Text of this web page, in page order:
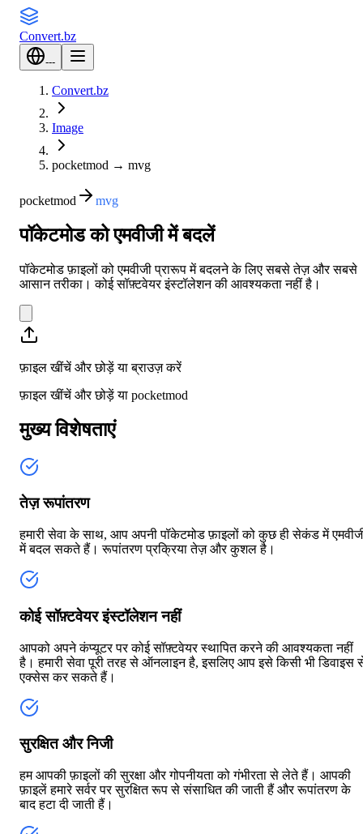
Convert.bz
---
Convert.bz
Image
pocketmod → mvg
pocketmod mvg
पॉकेटमोड को एमवीजी में बदलें
पॉकेटमोड फ़ाइलों को एमवीजी प्रारूप में बदलने के लिए सबसे तेज़ और सबसे
आसान तरीका। कोई सॉफ़्टवेयर इंस्टॉलेशन की आवश्यकता नहीं है।
फ़ाइल खींचें और छोड़ें या ब्राउज़ करें
फ़ाइल खींचें और छोड़ें या pocketmod
मुख्य विशेषताएं
तेज़ रूपांतरण
हमारी सेवा के साथ, आप अपनी पॉकेटमोड फ़ाइलों को कुछ ही सेकंड में
में बदल सकते हैं। रूपांतरण प्रक्रिया तेज़ और कुशल है।
कोई सॉफ़्टवेयर इंस्टॉलेशन नहीं
आपको अपने कंप्यूटर पर कोई सॉफ़्टवेयर स्थापित करने की आवश्यकता नहीं
है। हमारी सेवा पूरी तरह से ऑनलाइन है, इसलिए आप इसे किसी भी डिवाइस
एक्सेस कर सकते हैं।
सुरक्षित और निजी
हम आपकी फ़ाइलों की सुरक्षा और गोपनीयता को गंभीरता से लेते हैं। आपकी
फ़ाइलें हमारे सर्वर पर सुरक्षित रूप से संसाधित की जाती हैं और रूपांतरण के
बाद हटा दी जाती हैं।